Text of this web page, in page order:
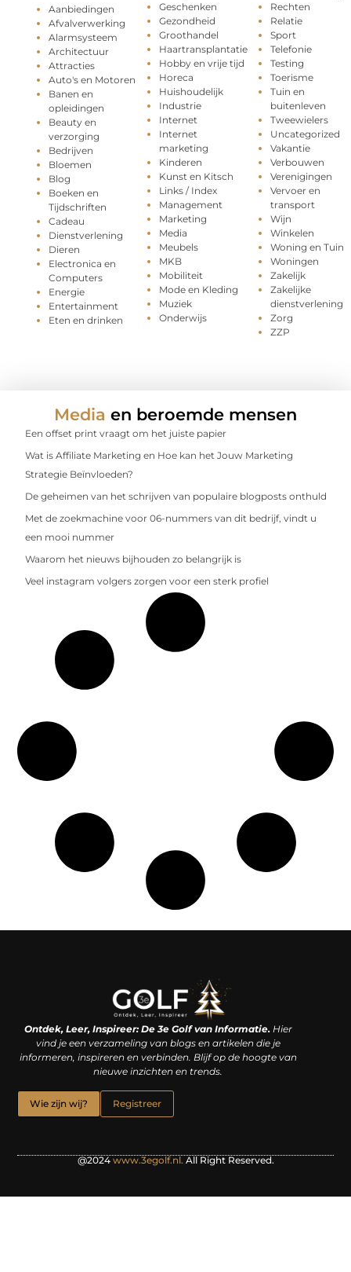
Aanbiedingen
Afvalverwerking
Alarmsysteem
Architectuur
Attracties
Auto's en Motoren
Banen en
opleidingen
Beauty en
verzorging
Bedrijven
Bloemen
Blog
Boeken en
Tijdschriften
Cadeau
Dienstverlening
Dieren
Electronica en
Computers
Energie
Entertainment
Eten en drinken
Geschenken
Gezondheid
Groothandel
Haartransplantatie
Hobby en vrije tijd
Horeca
Huishoudelijk
Industrie
Internet
Internet
marketing
Kinderen
Kunst en Kitsch
Links / Index
Management
Marketing
Media
Meubels
MKB
Mobiliteit
Mode en Kleding
Muziek
Onderwijs
Rechten
Relatie
Sport
Telefonie
Testing
Toerisme
Tuin en
buitenleven
Tweewielers
Uncategorized
Vakantie
Verbouwen
Verenigingen
Vervoer en
transport
Wijn
Winkelen
Woning en Tuin
Woningen
Zakelijk
Zakelijke
dienstverlening
Zorg
ZZP
Media en beroemde mensen
Een offset print vraagt om het juiste papier
Wat is Affiliate Marketing en Hoe kan het Jouw Marketing
Strategie Beïnvloeden?
De geheimen van het schrijven van populaire blogposts onthuld
Met de zoekmachine voor 06-nummers van dit bedrijf, vindt u
een mooi nummer
Waarom het nieuws bijhouden zo belangrijk is
Veel instagram volgers zorgen voor een sterk profiel
Ontdek, Leer, Inspireer: De 3e Golf van Informatie.Hier
vind je een verzameling van blogs en artikelen die je
informeren, inspireren en verbinden. Blijf op de hoogte van
nieuwe inzichten en trends.
Wie zijn wij? Registreer
@2024 www.3egolf.nl. All Right Reserved.